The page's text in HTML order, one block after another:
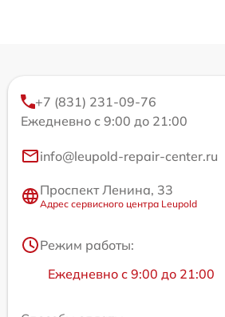
+7 (831) 231-09-76
Ежедневно с 9:00 до 21:00
info@leupold-repair-center.ru
Проспект Ленина, 33
Адрес сервисного центра Leupold
Режим работы:
Ежедневно с 9:00 до 21:00